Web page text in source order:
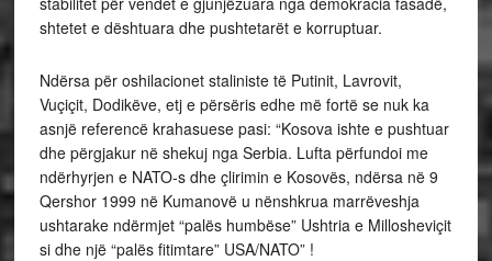
shtetet e dështuara dhe pushtetarët e korruptuar.
Ndërsa për oshilacionet staliniste të Putinit, Lavrovit,
Vuçiçit, Dodikëve, etj e përsëris edhe më fortë se nuk ka
asnjë referencë krahasuese pasi: “Kosova ishte e pushtuar
dhe përgjakur në shekuj nga Serbia. Lufta përfundoi me
ndërhyrjen e NATO-s dhe çlirimin e Kosovës, ndërsa në 9
Qershor 1999 në Kumanovë u nënshkrua marrëveshja
ushtarake ndërmjet “palës humbëse” Ushtria e Millosheviçit
si dhe një “palës fitimtare” USA/NATO” !